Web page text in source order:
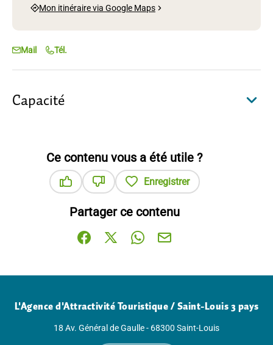
Capacité
Mon itinéraire via Google Maps
Mail Tél.
Ce contenu vous a été utile ?
Enregistrer
Partager ce contenu
Partager sur Facebook (nouvelle fenêtre)
Partager sur X / Twitter (nouvelle
Partager sur WhatsApp
Partager par mail
L'Agence d'Attractivité Touristique / Saint-Louis 3 pays
18 Av. Général de Gaulle - 68300 Saint-Louis